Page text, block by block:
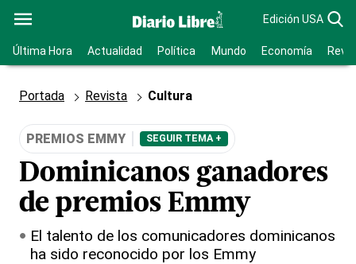
Edición USA
Última Hora Actualidad Política Mundo Economía
Portada Revista Cultura
PREMIOS EMMY SEGUIR TEMA +
Dominicanos ganadores
de premios Emmy
El talento de los comunicadores dominicanos
ha sido reconocido por los Emmy